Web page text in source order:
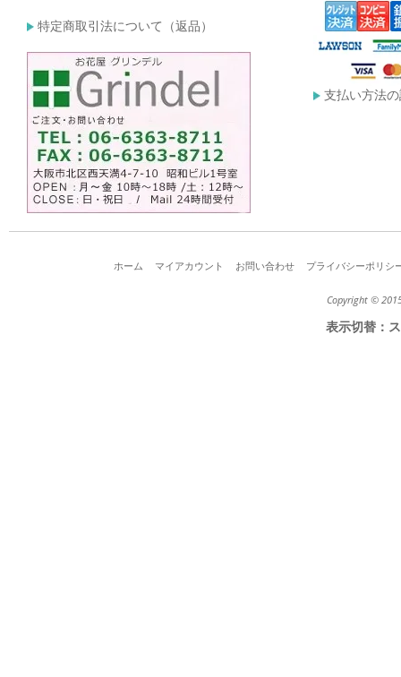
特定商取引法について（返品）
支払い方法
ホーム マイアカウント お問い合わせ プライバシーポリシ
Copyright ©
表示切替：